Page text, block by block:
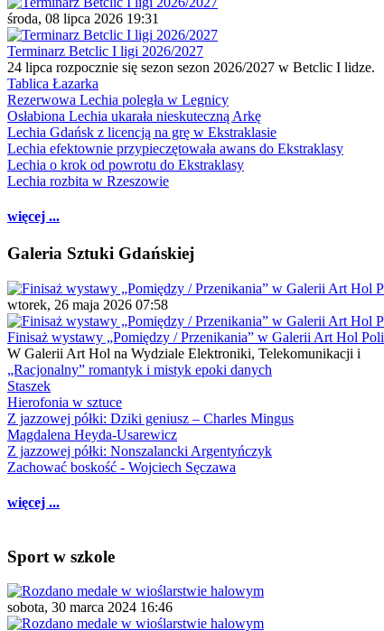
środa, 08 lipca 2026 19:31
Terminarz Betclic I ligi 2026/2027
24 lipca rozpocznie się sezon sezon 2026/2027 w Betclic I lidze.
Tablica Łazarka
Rezerwowa Lechia poległa w Legnicy
Osłabiona Lechia ukarała nieskuteczną Arkę
Lechia Gdańsk z licencją na grę w Ekstraklasie
Lechia efektownie przypieczętowała awans do Ekstraklasy
Lechia o krok od powrotu do Ekstraklasy
Lechia rozbita w Rzeszowie
więcej ...
Galeria Sztuki Gdańskiej
wtorek, 26 maja 2026 07:58
Finisaż wystawy „Pomiędzy / Przenikania” w Galerii Art Hol
W Galerii Art Hol na Wydziale Elektroniki, Telekomunikacji i
„Racjonalny” romantyk i mistyk epoki danych
Staszek
Hierofonia w sztuce
Z jazzowej półki: Dziki geniusz – Charles Mingus
Magdalena Heyda-Usarewicz
Z jazzowej półki: Nonszalancki Argentyńczyk
Zachować boskość - Wojciech Sęczawa
więcej ...
Sport w szkole
sobota, 30 marca 2024 16:46